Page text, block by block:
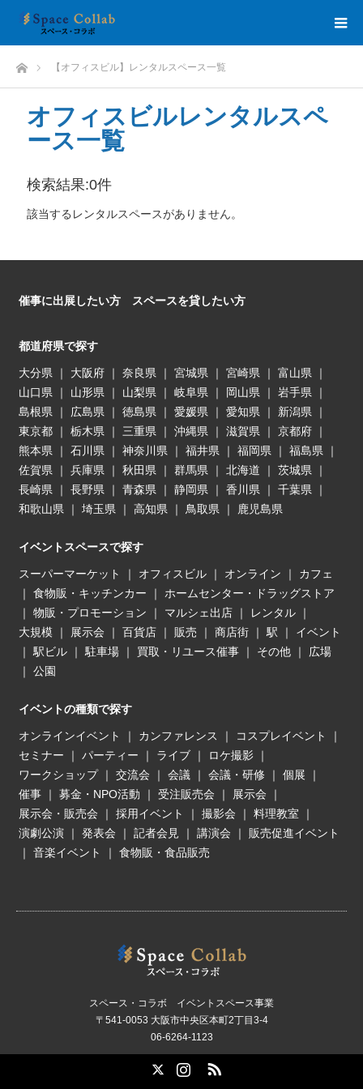
【オフィスビル】レンタルスペース一覧
オフィスビルレンタルスペ
ース一覧
検索結果:0件
該当するレンタルスペースがありません。
催事に出展したい方 スペースを貸したい方
都道府県で探す
大分県 ｜ 大阪府｜ 奈良県 ｜ 宮城県 ｜ 宮崎県 ｜ 富山県 ｜
山口県 ｜ 山形県 ｜ 山梨県 ｜ 岐阜県 ｜ 岡山県 ｜ 岩手県 ｜
島根県 ｜ 広島県 ｜ 徳島県 ｜ 愛媛県 ｜ 愛知県 ｜ 新潟県 ｜
東京都｜ 栃木県 ｜ 三重県 ｜ 沖縄県 ｜ 滋賀県 ｜ 京都府｜
熊本県 ｜ 石川県 ｜ 神奈川県 ｜ 福井県 ｜ 福岡県 ｜ 福島県 ｜
佐賀県 ｜ 兵庫県 ｜ 秋田県 ｜ 群馬県 ｜ 北海道 ｜ 茨城県 ｜
長崎県 ｜ 長野県 ｜ 青森県 ｜ 静岡県 ｜ 香川県 ｜ 千葉県 ｜
和歌山県 ｜ 埼玉県 ｜ 高知県 ｜ 鳥取県 ｜ 鹿児島県
イベントスペースで探す
スーパーマーケット ｜ オフィスビル｜ オンライン ｜ カフェ
｜ 食物販・キッチンカー ｜ ホームセンター・ドラッグストア
｜ 物販・プロモーション ｜ マルシェ出店｜ レンタル｜
大規模｜ 展示会 ｜ 百貨店｜ 販売 ｜ 商店街｜ 駅 ｜ イベント
｜ 駅ビル｜ 駐車場｜ 買取・リユース催事｜ その他｜ 広場
｜ 公園
イベントの種類で探す
オンラインイベント ｜ カンファレンス ｜ コスプレイベント
｜
セミナー ｜ パーティー ｜ ライブ｜ ロケ撮影｜
ワークショップ｜ 交流会 ｜ 会議 ｜ 会議・研修｜ 個展 ｜
催事｜ 募金・NPO活動 ｜ 受注販売会 ｜ 展示会 ｜
展示会・販売会 ｜ 採用イベント ｜ 撮影会 ｜ 料理教室 ｜
演劇公演｜ 発表会 ｜ 記者会見 ｜ 講演会 ｜ 販売促進イベント
｜ 音楽イベント ｜ 食物販・食品販売
スペース・コラボ イベントスペース事業
〒541-0053 大阪市中央区本町2丁目3-4
06-6264-1123